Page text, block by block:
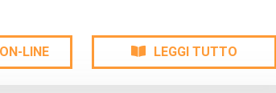
LINE LEGGI TUTTO